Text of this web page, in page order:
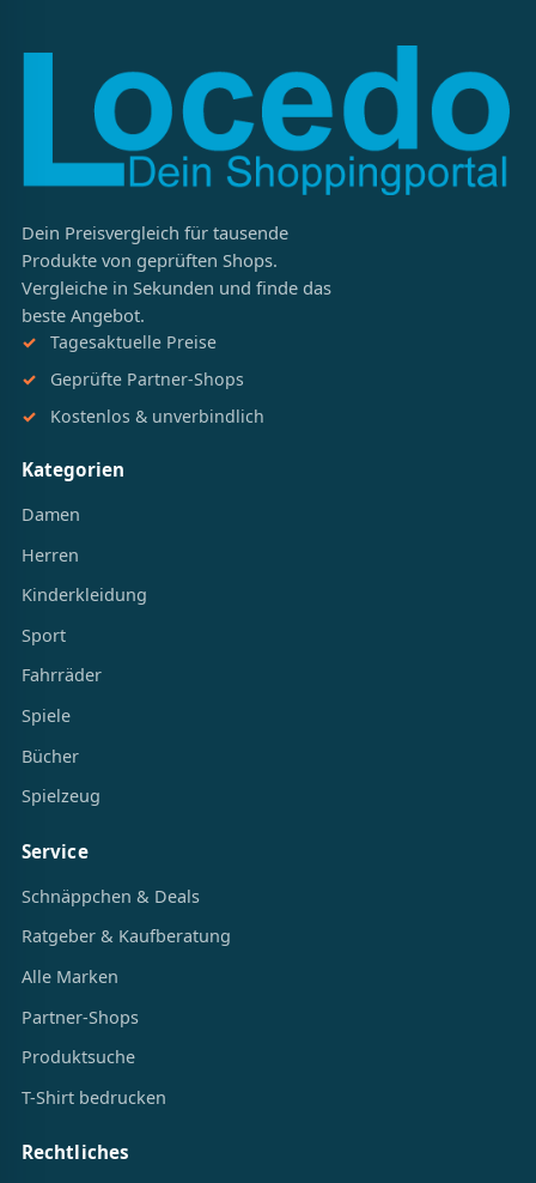
Dein Preisvergleich für tausende
Produkte von geprüften Shops.
Vergleiche in Sekunden und finde das
beste Angebot.
Tagesaktuelle Preise
Geprüfte Partner-Shops
Kostenlos & unverbindlich
Kategorien
Damen
Herren
Kinderkleidung
Sport
Fahrräder
Spiele
Bücher
Spielzeug
Service
Schnäppchen & Deals
Ratgeber & Kaufberatung
Alle Marken
Partner-Shops
Produktsuche
T-Shirt bedrucken
Rechtliches